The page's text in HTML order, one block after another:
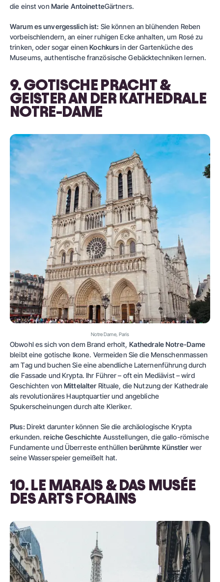
die einst von Marie AntoinetteGärtners.
Warum es unvergesslich ist: Sie können an blühenden Reben
vorbeischlendern, an einer ruhigen Ecke anhalten, um Rosé zu
trinken, oder sogar einenKochkursin der Gartenküche des
Museums, authentische französische Gebäcktechniken lernen.
9. GOTISCHE PRACHT &
GEISTER AN DER KATHEDRALE
NOTRE-DAME
Notre Dame, Paris
Obwohl es sich von dem Brand erholt, Kathedrale Notre-Dame
bleibt eine gotische Ikone. Vermeiden Sie die Menschenmassen
am Tag und buchen Sie eine abendliche Laternenführung durch
die Fassade und Krypta. Ihr Führer – oft ein Mediävist – wird
Geschichten vonMittelalter Rituale, die Nutzung der Kathedrale
als revolutionäres Hauptquartier und angebliche
Spukerscheinungen durch alte Kleriker.
Plus: Direkt darunter können Sie die archäologische Krypta
erkunden.reiche Geschichte Ausstellungen, die gallo-römische
Fundamente und Überreste enthüllenberühmte Künstler wer
seine Wasserspeier gemeißelt hat.
10. LE MARAIS & DAS MUSÉE
DES ARTS FORAINS